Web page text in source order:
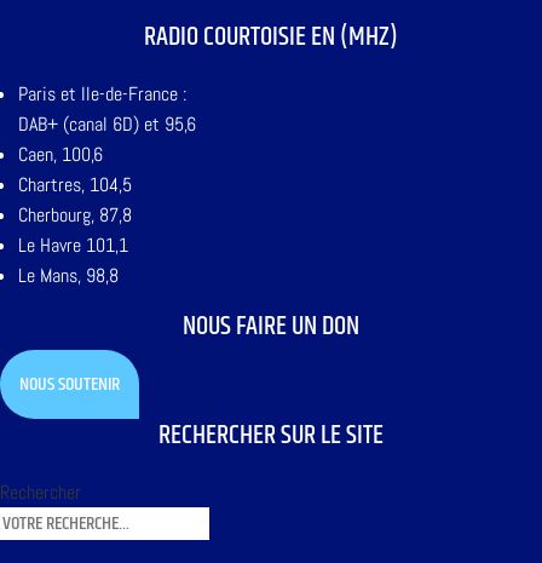
RADIO COURTOISIE EN (MHZ)
Paris et Ile-de-France :
DAB+ (canal 6D) et 95,6
Caen, 100,6
Chartres, 104,5
Cherbourg, 87,8
Le Havre 101,1
Le Mans, 98,8
NOUS FAIRE UN DON
NOUS SOUTENIR
RECHERCHER SUR LE SITE
Rechercher